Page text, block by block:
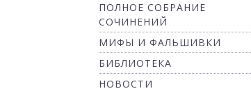
ПОЛНОЕ СОБРАНИЕ
СОЧИНЕНИЙ
МИФЫ И ФАЛЬШИВКИ
БИБЛИОТЕКА
НОВОСТИ